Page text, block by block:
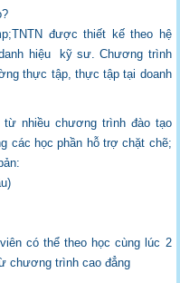
được thiết kế theo hệ
hiệu kỹ sư. Chương trình
thực tập, thực tập tại doanh
nhiều chương trình đào tạo
các học phần hỗ trợ chặt chẽ;
có thể theo học cùng lúc 2
chương trình cao đẳng